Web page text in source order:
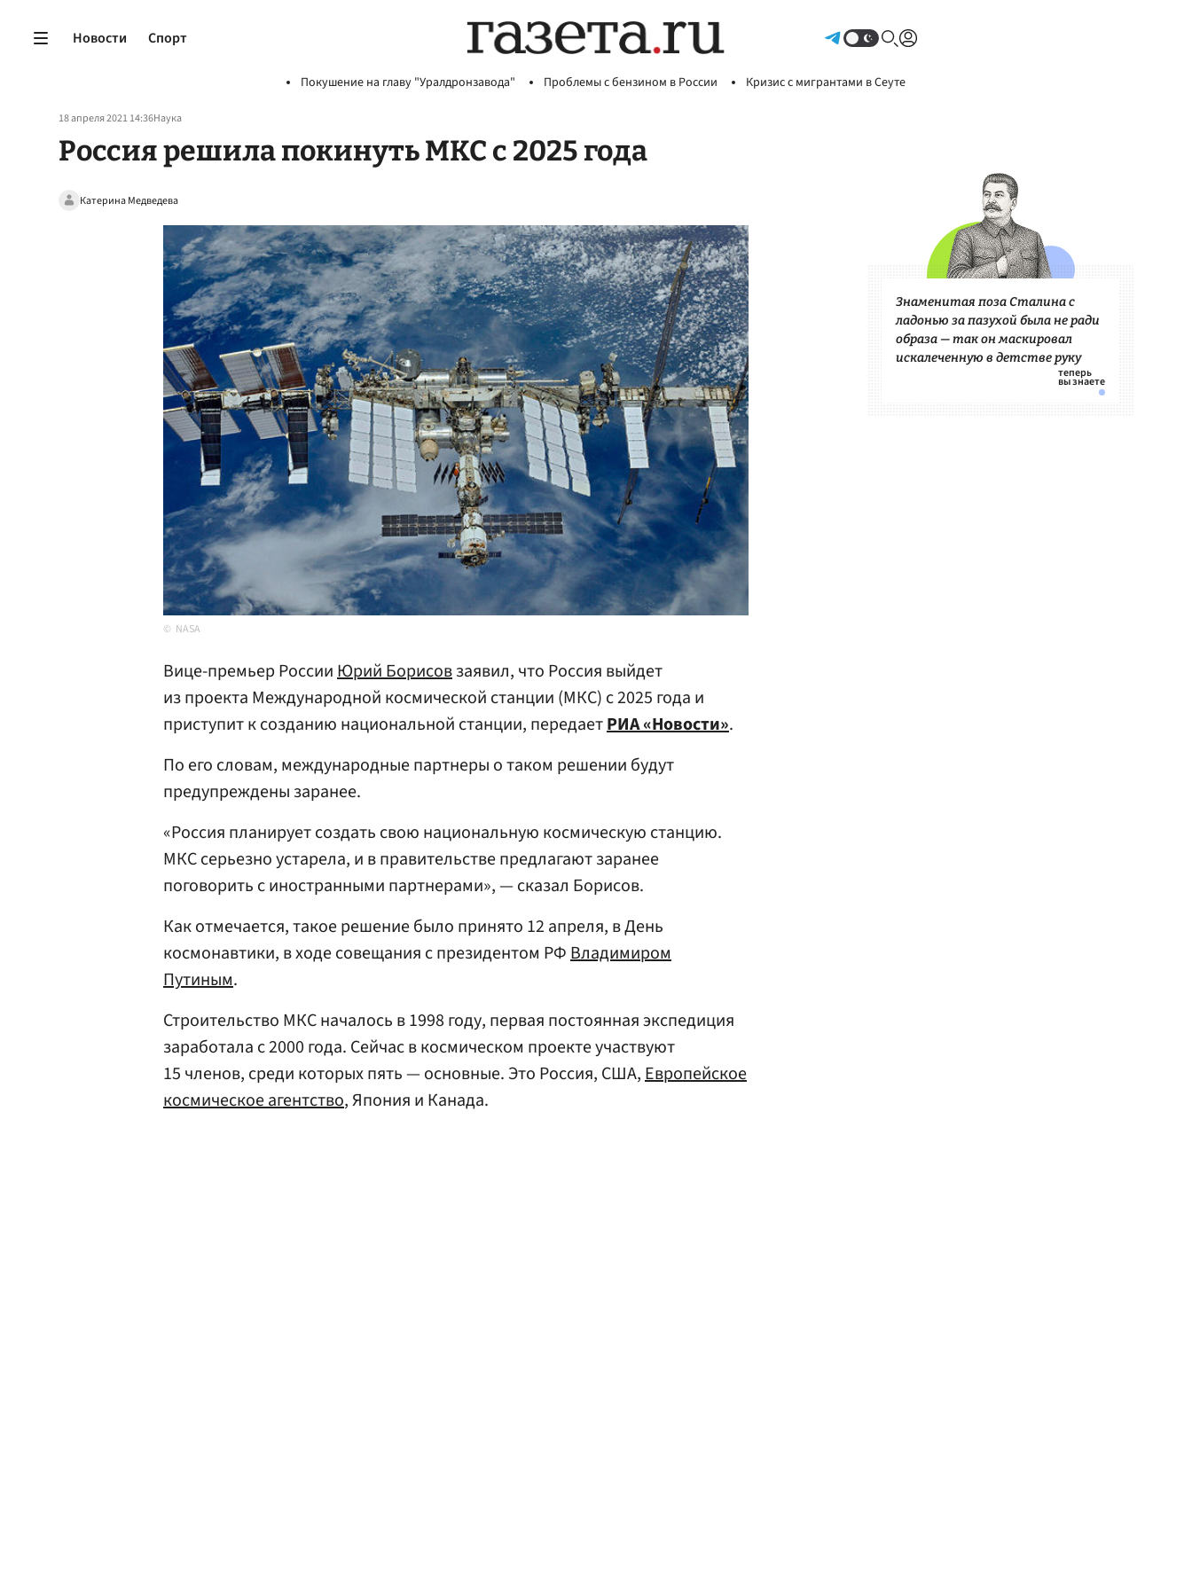
Новости Спорт
Покушение на главу "Уралдронзавода" Проблемы с бензином в России Кризис с мигрантами в Сеуте
18 апреля 2021 14:36Наука
Россия решила покинуть МКС с 2025 года
Катерина Медведева
NASA
Вице-премьер РоссииЮрий Борисовзаявил, что Россия выйдет
из проекта Международной космической станции (МКС) с 2025 года и
приступит к созданию национальной станции, передаетРИА «Новости».
По его словам, международные партнеры о таком решении будут
предупреждены заранее.
«Россия планирует создать свою национальную космическую станцию.
МКС серьезно устарела, и в правительстве предлагают заранее
поговорить с иностранными партнерами», — сказал Борисов.
Как отмечается, такое решение было принято 12 апреля, в День
космонавтики, в ходе совещания с президентом РФВладимиром
Путиным.
Строительство МКС началось в 1998 году, первая постоянная экспедиция
заработала с 2000 года. Сейчас в космическом проекте участвуют
15 членов, среди которых пять — основные. Это Россия, США,Европейское
космическое агентство, Япония и Канада.
Знаменитая поза Сталина с
ладонью за пазухой была не ради
образа — так он маскировал
искалеченную в детстве руку